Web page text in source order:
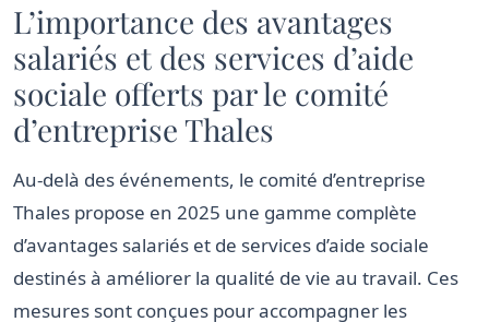
L’importance des avantages
salariés et des services d’aide
sociale offerts par le comité
d’entreprise Thales
Au-delà des événements, le comité d’entreprise
Thales propose en 2025 une gamme complète
d’avantages salariés et de services d’aide sociale
destinés à améliorer la qualité de vie au travail. Ces
mesures sont conçues pour accompagner les